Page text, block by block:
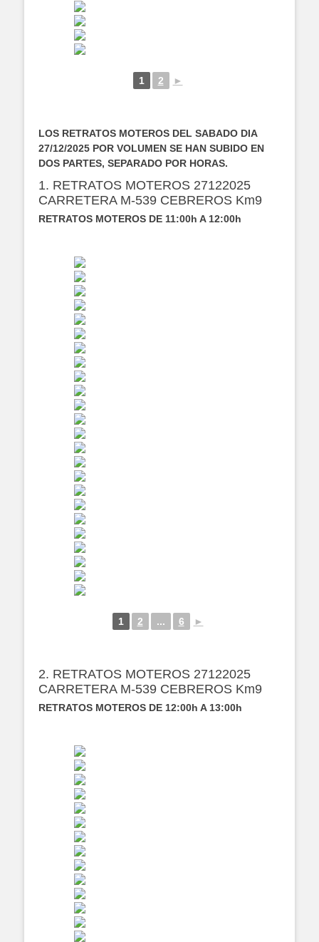
1 2 ►
LOS RETRATOS MOTEROS DEL SABADO DIA
27/12/2025 POR VOLUMEN SE HAN SUBIDO EN
DOS PARTES, SEPARADO POR HORAS.
1. RETRATOS MOTEROS 27122025
CARRETERA M-539 CEBREROS Km9
RETRATOS MOTEROS DE 11:00h A 12:00h
1 2 ... 6 ►
2. RETRATOS MOTEROS 27122025
CARRETERA M-539 CEBREROS Km9
RETRATOS MOTEROS DE 12:00h A 13:00h